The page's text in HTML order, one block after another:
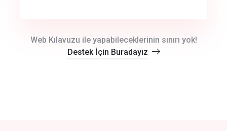
Web Kılavuzu ile yapabileceklerinin sınırı yok!
Destek İçin Buradayız